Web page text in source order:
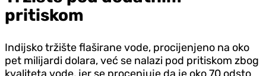
pritiskom
Indijsko tržište flaširane vode, procijenjeno na oko
pet milijardi dolara, već se nalazi pod pritiskom zbog